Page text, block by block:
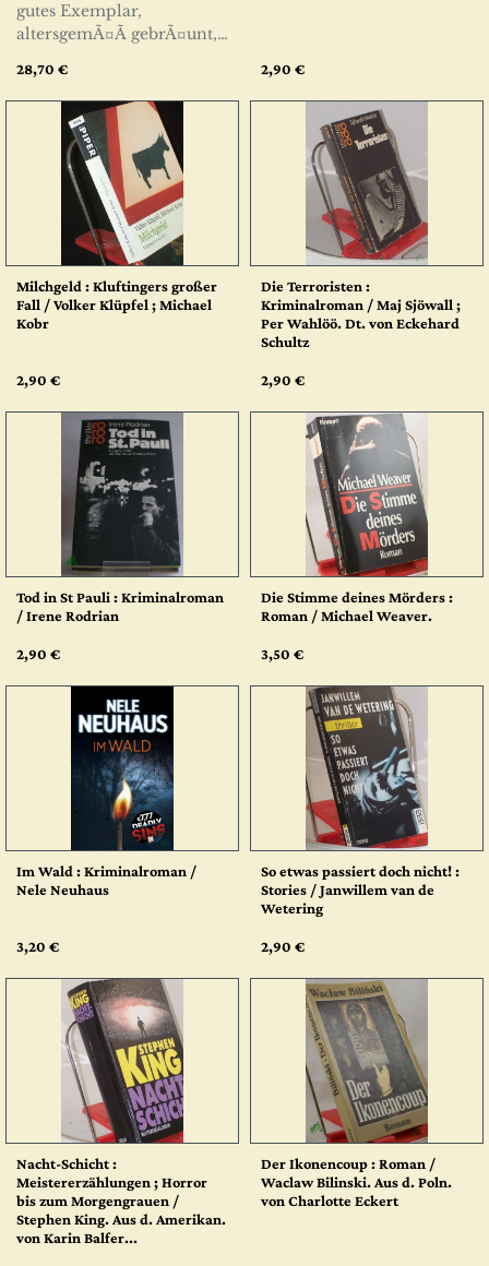
28,70 €
gutes Exemplar,
altersgemÃ¤Ã gebrÃ¤unt,
2,90 €
Milchgeld : Kluftingers großer
Fall / Volker Klüpfel ; Michael
Kobr
2,90 €
Die Terroristen :
Kriminalroman / Maj Sjöwall ;
Per Wahlöö. Dt. von Eckehard
Schultz
2,90 €
Tod in St Pauli : Kriminalroman
/ Irene Rodrian
2,90 €
Die Stimme deines Mörders :
Roman / Michael Weaver.
3,50 €
Im Wald : Kriminalroman /
Nele Neuhaus
3,20 €
So etwas passiert doch nicht! :
Stories / Janwillem van de
Wetering
2,90 €
Nacht-Schicht :
Meistererzählungen ; Horror
bis zum Morgengrauen /
Stephen King. Aus d. Amerikan.
von Karin Balfer...
Der Ikonencoup : Roman /
Waclaw Bilinski. Aus d. Poln.
von Charlotte Eckert